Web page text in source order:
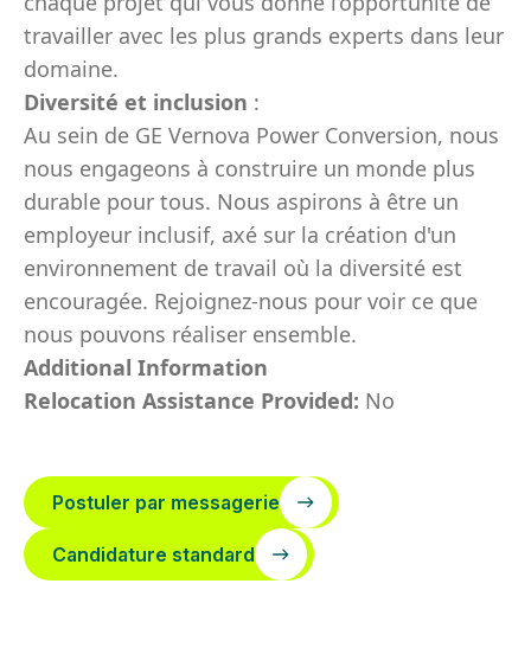
travailler avec les plus grands experts dans leur
domaine.
Diversité et inclusion :
Au sein de GE Vernova Power Conversion, nous
nous engageons à construire un monde plus
durable pour tous. Nous aspirons à être un
employeur inclusif, axé sur la création d'un
environnement de travail où la diversité est
encouragée. Rejoignez-nous pour voir ce que
nous pouvons réaliser ensemble.
Additional Information
Relocation Assistance Provided: No
Postuler par messagerie
Candidature standard